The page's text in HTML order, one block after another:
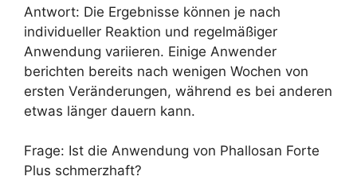
Antwort: Die Ergebnisse können je nach
individueller Reaktion und regelmäßiger
Anwendung variieren. Einige Anwender
berichten bereits nach wenigen Wochen von
ersten Veränderungen, während es bei anderen
etwas länger dauern kann.
Frage: Ist die Anwendung von Phallosan Forte
Plus schmerzhaft?